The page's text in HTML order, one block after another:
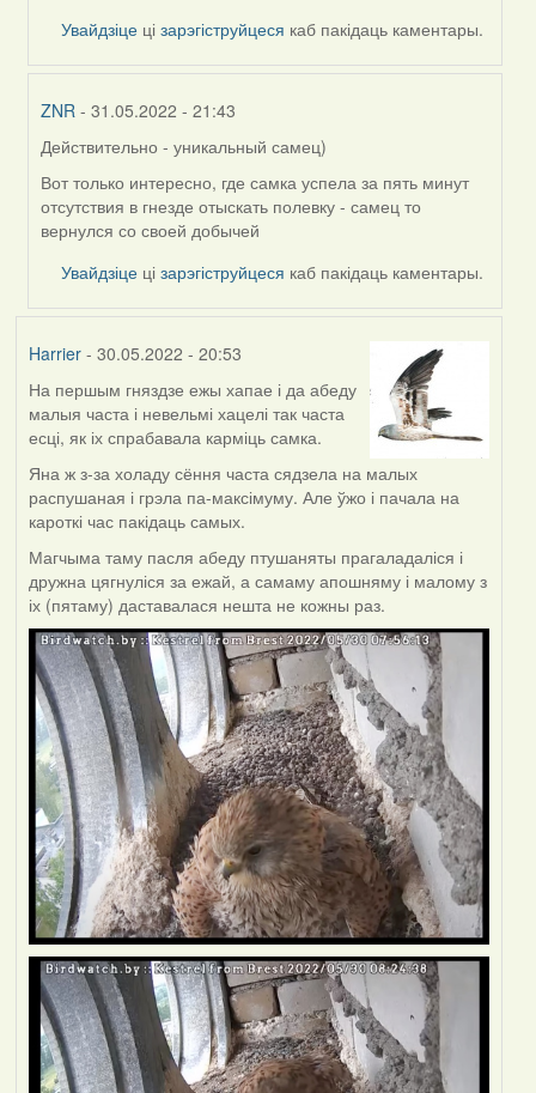
Увайдзіце цізарэгіструйцеся каб пакідаць каментары.
ZNR - 31.05.2022 - 21:43
In
reply
to
by
Действительно - уникальный самец)
Вот только интересно, где самка успела за пять минут
отсутствия в гнезде отыскать полевку - самец то
вернулся со своей добычей
Увайдзіце цізарэгіструйцеся каб пакідаць каментары.
Harrier- 30.05.2022 - 20:53
На першым гняздзе ежы хапае і да абеду
малыя часта і невельмі хацелі так часта
есці, як іх спрабавала карміць самка.
Яна ж з-за холаду сёння часта сядзела на малых
распушаная і грэла па-максімуму. Але ўжо і пачала на
кароткі час пакідаць самых.
Магчыма таму пасля абеду птушаняты прагаладаліся і
дружна цягнуліся за ежай, а самаму апошняму і малому з
іх (пятаму) даставалася нешта не кожны раз.